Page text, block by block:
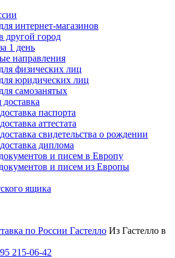
интернет-магазинов
другой город
1 день
направления
физических лиц
юридических лиц
самозанятых
паспорта
аттестата
свидетельства о рождении
диплома
и писем в Европу
и писем из Европы
ящика
по России Гастелло Из Гастелло в
215-06-42